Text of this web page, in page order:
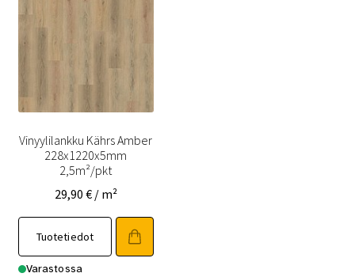
Vinyylilankku Kährs Amber
228x1220x5mm
2,5m²/pkt
29,90 € / m²
Tuotetiedot
Varastossa